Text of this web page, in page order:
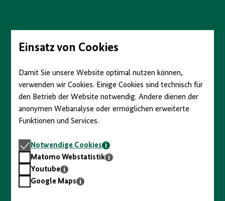
Seiteninhalt
springenEinsatz von Cookies
Damit Sie unsere Website optimal nutzen können,
verwenden wir Cookies. Einige Cookies sind technisch für
den Betrieb der Website notwendig. Andere dienen der
anonymen Webanalyse oder ermöglichen erweiterte
Funktionen und Services.
Notwendige
Cookies
Notwendige Cookies
Matomo
Webstatistik
Matomo Webstatistik
Youtube
Youtube
GoogleGoogle Maps